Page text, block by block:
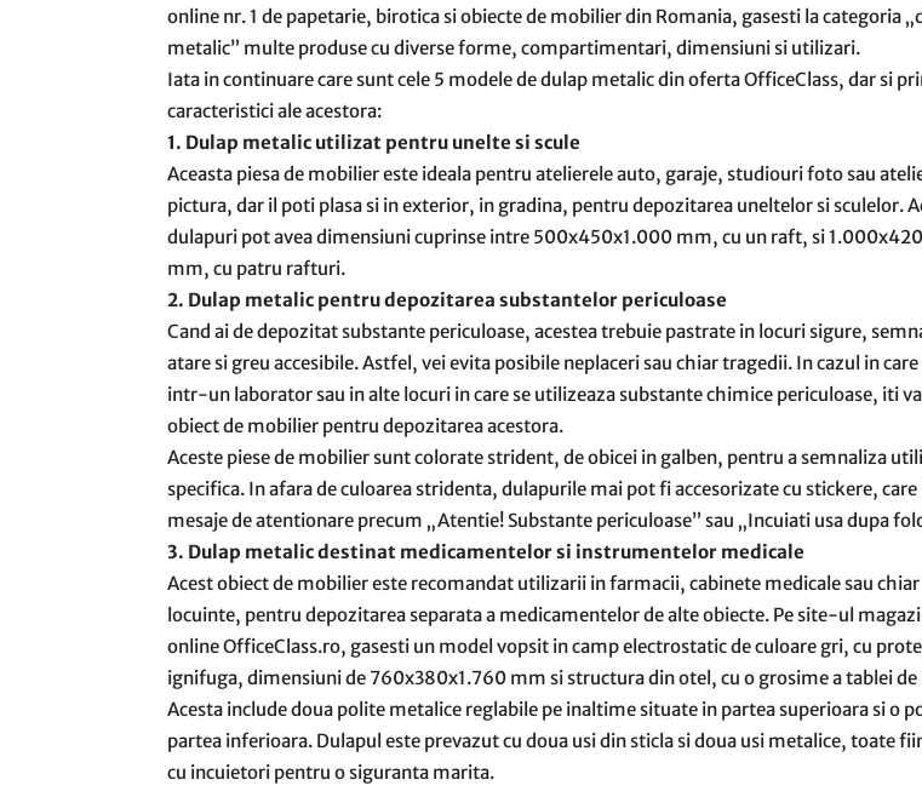
de
presa
online nr. 1 de papetarie, birotica si obiecte de mobilier din Romania, gasesti la categoria
metalic” multe produse cu diverse forme, compartimentari, dimensiuni si utilizari.
Iata in continuare care sunt cele 5 modele de dulap metalic din oferta OfficeClass, dar si
caracteristici ale acestora:
1. Dulap metalic utilizat pentru unelte si scule
Aceasta piesa de mobilier este ideala pentru atelierele auto, garaje, studiouri foto sau
pictura, dar il poti plasa si in exterior, in gradina, pentru depozitarea uneltelor si sculelor.
dulapuri pot avea dimensiuni cuprinse intre 500x450x1.000 mm, cu un raft, si
mm, cu patru rafturi.
2. Dulap metalic pentru depozitarea substantelor periculoase
Cand ai de depozitat substante periculoase, acestea trebuie pastrate in locuri sigure,
atare si greu accesibile. Astfel, vei evita posibile neplaceri sau chiar tragedii. In cazul in
intr-un laborator sau in alte locuri in care se utilizeaza substante chimice periculoase, iti
obiect de mobilier pentru depozitarea acestora.
Aceste piese de mobilier sunt colorate strident, de obicei in galben, pentru a semnaliza
specifica. In afara de culoarea stridenta, dulapurile mai pot fi accesorizate cu stickere, care
mesaje de atentionare precum „Atentie! Substante periculoase” sau „Incuiati usa dupa
3. Dulap metalic destinat medicamentelor si instrumentelor medicale
Acest obiect de mobilier este recomandat utilizarii in farmacii, cabinete medicale sau
locuinte, pentru depozitarea separata a medicamentelor de alte obiecte. Pe site-ul
online OfficeClass.ro, gasesti un model vopsit in camp electrostatic de culoare gri, cu
ignifuga, dimensiuni de 760x380x1.760 mm si structura din otel, cu o grosime a tablei
Acesta include doua polite metalice reglabile pe inaltime situate in partea superioara si o
partea inferioara. Dulapul este prevazut cu doua usi din sticla si doua usi metalice, toate
cu incuietori pentru o siguranta marita.